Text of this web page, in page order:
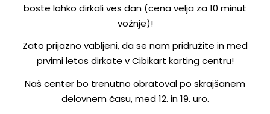
boste lahko dirkali ves dan (cena velja za 10 minut
vožnje)!
Zato prijazno vabljeni, da se nam pridružite in med
prvimi letos dirkate v Cibikart karting centru!
Naš center bo trenutno obratoval po skrajšanem
delovnem času, med 12. in 19. uro.